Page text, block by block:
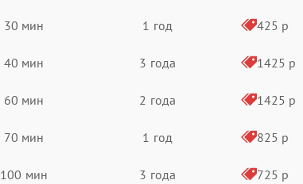
30 мин 1 год 425 р
40 мин 3 года 1425 р
60 мин 2 года 1425 р
70 мин 1 год 825 р
100 мин 3 года 725 р